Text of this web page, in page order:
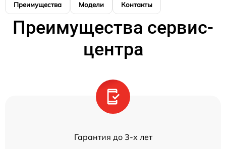
Преимущества Модели Контакты
Преимущества сервис-
центра
Гарантия до 3-х лет